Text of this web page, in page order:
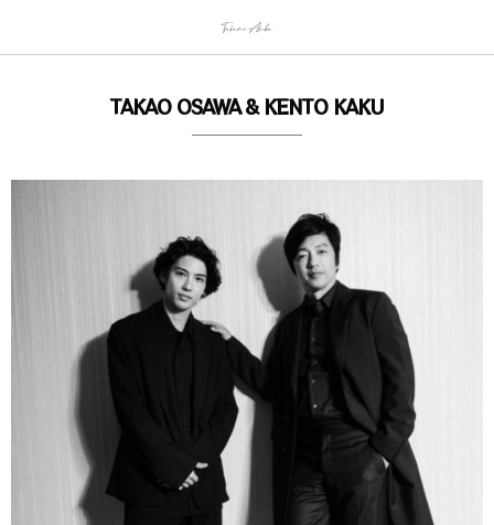
TAKAO OSAWA & KENTO KAKU